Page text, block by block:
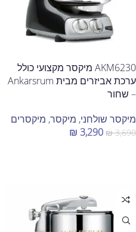
AKM6230 מיקסר מקצועי כולל
ערכת אביזרים מבית Ankarsrum
– שחור
מיקסר שולחני, מיקסר, מיקסרים
₪3,690
₪ 3,290